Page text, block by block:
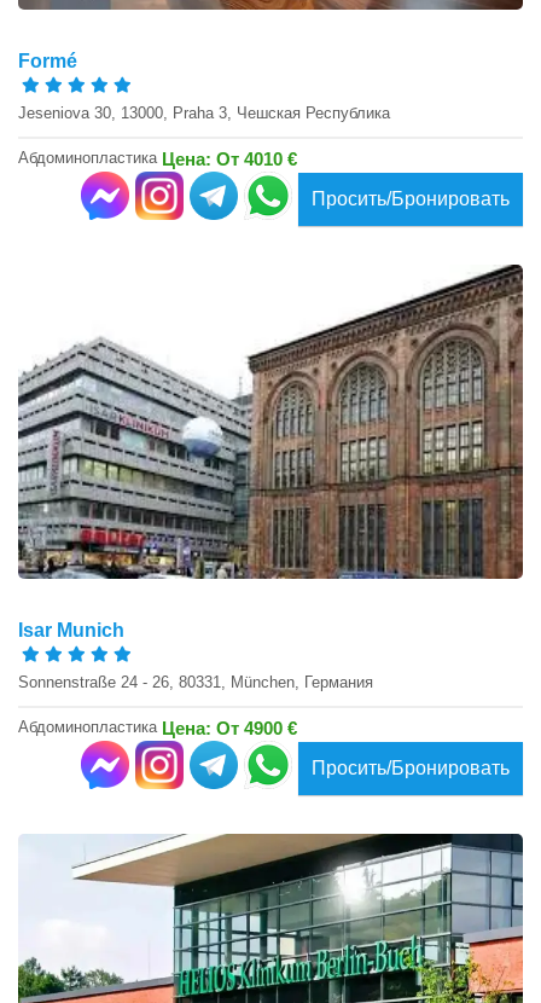
Formé
Jeseniova 30, 13000, Praha 3, Чешская Республика
Абдоминопластика Цена: От 4010 €
Просить/Бронировать
Isar Munich
Sonnenstraße 24 - 26, 80331, München, Германия
Абдоминопластика Цена: От 4900 €
Просить/Бронировать